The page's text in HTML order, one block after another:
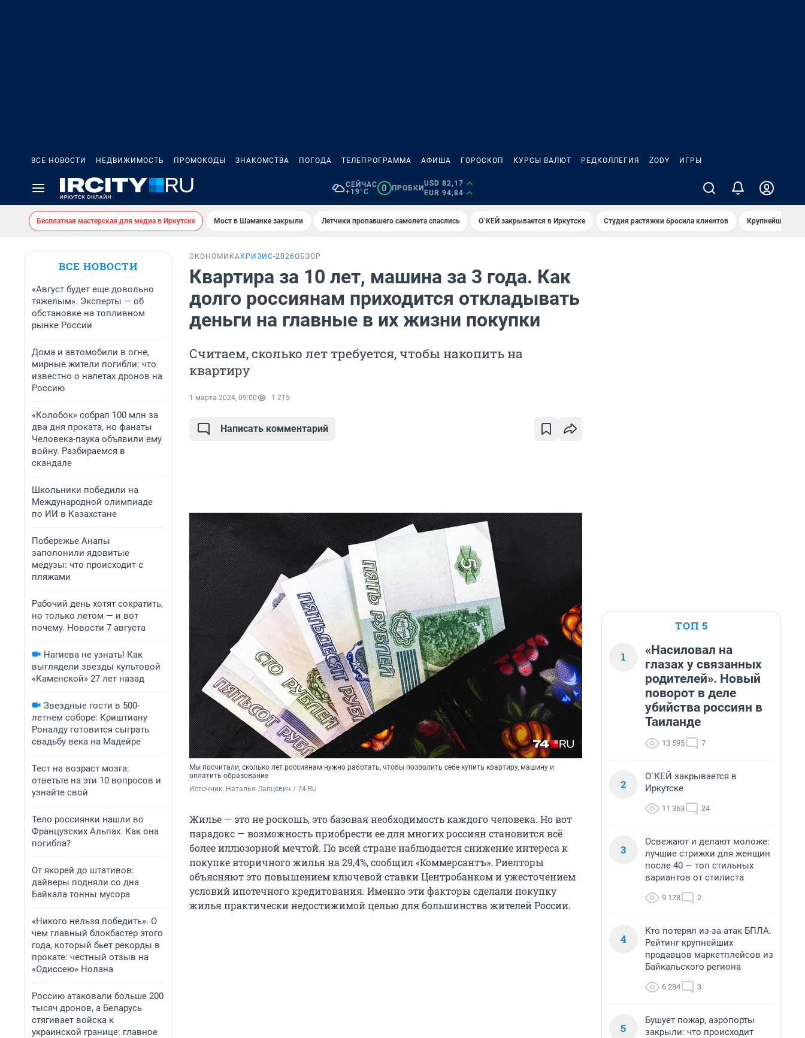
ВСЕ НОВОСТИ НЕДВИЖИМОСТЬ ПРОМОКОДЫ ЗНАКОМСТВА ПОГОДА ТЕЛЕПРОГРАММА АФИША ГОРОСКОП КУРСЫ ВАЛЮТ РЕДКОЛЛЕГИЯ ZODY ИГРЫ
СЕЙЧАС
+19°C
0 ПРОБКИ
USD 82,17
EUR 94,84
Бесплатная мастерская для медиа в Иркутске Мост в Шаманке закрыли Летчики пропавшего самолета спаслись О`КЕЙ закрывается в Иркутске Студия растяжки бросила клиентов Крупнейшие
ВСЕ НОВОСТИ
«Август будет еще довольно
тяжелым». Эксперты — об
обстановке на топливном
рынке России
Дома и автомобили в огне,
мирные жители погибли: что
известно о налетах дронов на
Россию
«Колобок» собрал 100 млн за
два дня проката, но фанаты
Человека-паука объявили ему
войну. Разбираемся в
скандале
Школьники победили на
Международной олимпиаде
по ИИ в Казахстане
Побережье Анапы
заполонили ядовитые
медузы: что происходит с
пляжами
Рабочий день хотят сократить,
но только летом — и вот
почему. Новости 7 августа
Нагиева не узнать! Как
выглядели звезды культовой
«Каменской» 27 лет назад
Звездные гости в 500-
летнем соборе: Криштиану
Роналду готовится сыграть
свадьбу века на Мадейре
Тест на возраст мозга:
ответьте на эти 10 вопросов и
узнайте свой
Тело россиянки нашли во
Французских Альпах. Как она
погибла?
От якорей до штативов:
дайверы подняли со дна
Байкала тонны мусора
«Никого нельзя победить». О
чем главный блокбастер этого
года, который бьет рекорды в
прокате: честный отзыв на
«Одиссею» Нолана
Россию атаковали больше 200
тысяч дронов, а Беларусь
стягивает войска к
украинской границе: главное
ЭКОНОМИКА КРИЗИС-2026ОБЗОР
Квартира за 10 лет, машина за 3 года. Как
долго россиянам приходится откладывать
деньги на главные в их жизни покупки
Считаем, сколько лет требуется, чтобы накопить на
квартиру
1 марта 2024, 09:00 1 215
Написать комментарий
Мы посчитали, сколько лет россиянам нужно работать, чтобы позволить себе купить квартиру, машину и
оплатить образование
Источник: Наталья Лапцевич / 74.RU
Жилье — это не роскошь, это базовая необходимость каждого человека. Но вот
парадокс — возможность приобрести ее для многих россиян становится всё
более иллюзорной мечтой. По всей стране наблюдается снижение интереса к
покупке вторичного жилья на 29,4%, сообщил «Коммерсантъ». Риелторы
объясняют это повышением ключевой ставки Центробанком и ужесточением
условий ипотечного кредитования. Именно эти факторы сделали покупку
жилья практически недостижимой целью для большинства жителей России.
ТОП 5
1
«Насиловал на
глазах у связанных
родителей». Новый
поворот в деле
убийства россиян в
Таиланде
13 595 7
2
О`КЕЙ закрывается в
Иркутске
11 363 24
3
Освежают и делают моложе:
лучшие стрижки для женщин
после 40 — топ стильных
вариантов от стилиста
9 178 2
4
Кто потерял из-за атак БПЛА.
Рейтинг крупнейших
продавцов маркетплейсов из
Байкальского региона
6 284 3
5
Бушует пожар, аэропорты
закрыли: что происходит